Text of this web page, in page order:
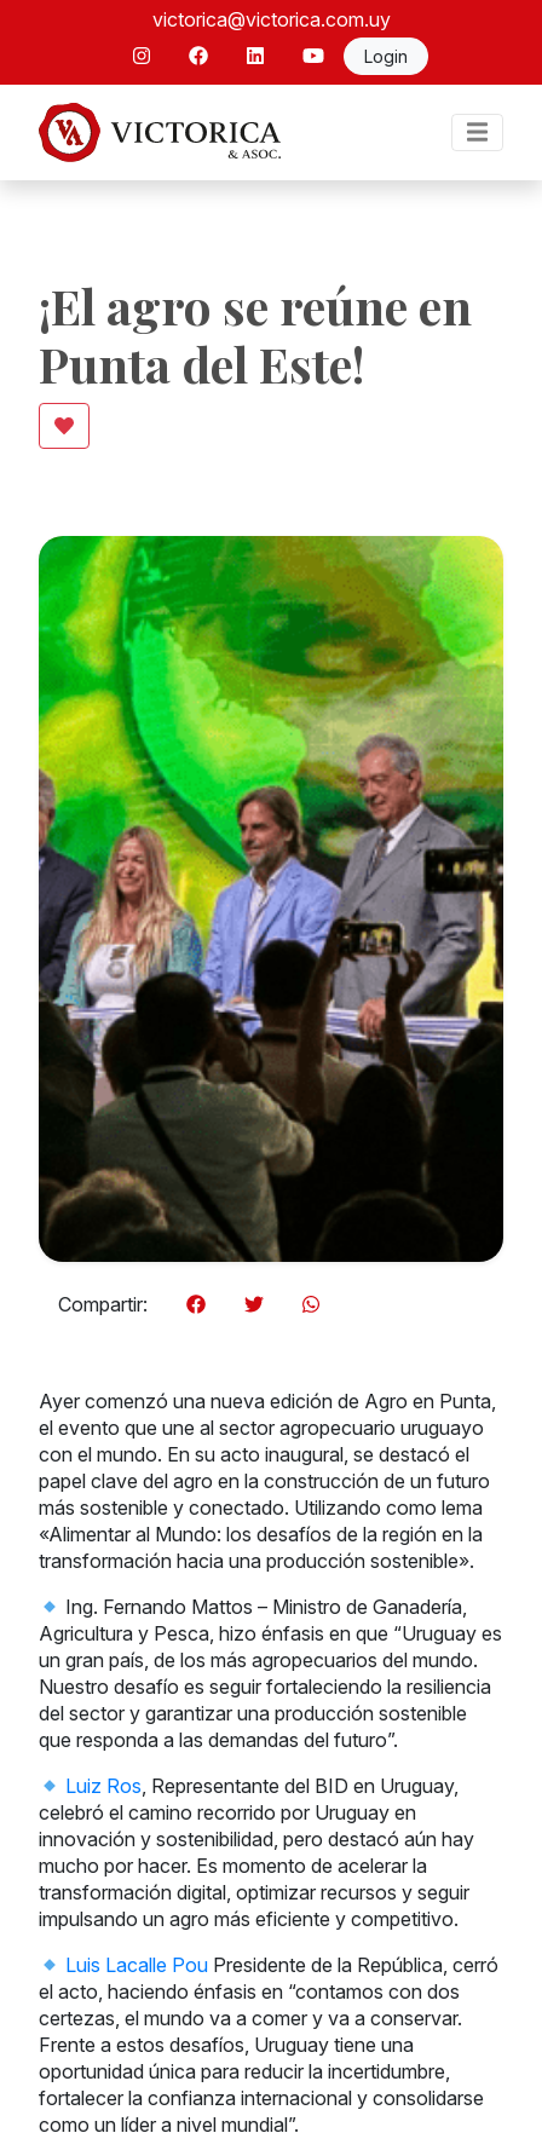
victorica@victorica.com.uy
Login
¡El agro se reúne en
Punta del Este!
Compartir:
Ayer comenzó una nueva edición de Agro en Punta,
el evento que une al sector agropecuario uruguayo
con el mundo. En su acto inaugural, se destacó el
papel clave del agro en la construcción de un futuro
más sostenible y conectado. Utilizando como lema
«Alimentar al Mundo: los desafíos de la región en la
transformación hacia una producción sostenible».
Ing. Fernando Mattos – Ministro de Ganadería,
Agricultura y Pesca, hizo énfasis en que “Uruguay es
un gran país, de los más agropecuarios del mundo.
Nuestro desafío es seguir fortaleciendo la resiliencia
del sector y garantizar una producción sostenible
que responda a las demandas del futuro”.
Luiz Ros, Representante del BID en Uruguay,
celebró el camino recorrido por Uruguay en
innovación y sostenibilidad, pero destacó aún hay
mucho por hacer. Es momento de acelerar la
transformación digital, optimizar recursos y seguir
impulsando un agro más eficiente y competitivo.
Luis Lacalle Pou Presidente de la República, cerró
el acto, haciendo énfasis en “contamos con dos
certezas, el mundo va a comer y va a conservar.
Frente a estos desafíos, Uruguay tiene una
oportunidad única para reducir la incertidumbre,
fortalecer la confianza internacional y consolidarse
como un líder a nivel mundial”.